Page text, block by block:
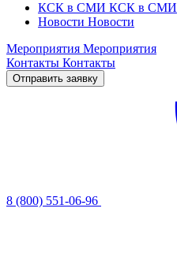
КСК в СМИ КСК в СМИ
Новости Новости
Мероприятия Мероприятия
Контакты Контакты
Отправить заявку
8 (800) 551-06-96